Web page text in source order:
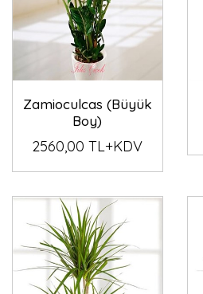
Zamioculcas (Büyük
Boy)
2560,00 TL+KDV